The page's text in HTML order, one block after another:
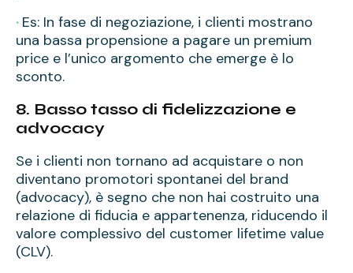
· Es: In fase di negoziazione, i clienti mostrano
una bassa propensione a pagare un premium
price e l’unico argomento che emerge è lo
sconto.
8. Basso tasso di fidelizzazione e
advocacy
Se i clienti non tornano ad acquistare o non
diventano promotori spontanei del brand
(advocacy), è segno che non hai costruito una
relazione di fiducia e appartenenza, riducendo il
valore complessivo del customer lifetime value
(CLV).